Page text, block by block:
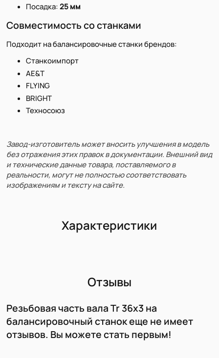
Посадка:25 мм
Совместимость со станками
Подходит на балансировочные станки брендов:
Станкоимпорт
AE&T
FLYING
BRIGHT
Техносоюз
Завод-изготовитель может вносить улучшения в модель
без отражения этих правок в документации. Внешний вид
и технические данные товара, поставляемого в
реальности, могут не полностью соответствовать
изображениям и тексту на сайте.
Характеристики
Отзывы
Резьбовая часть вала Tr 36х3 на
балансировочный станок еще не имеет
отзывов. Вы можете стать первым!